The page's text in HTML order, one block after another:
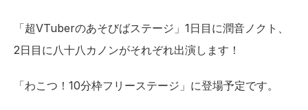
「超VTuberのあそびばステージ」1日目に潤音ノクト、
2日目に八十八カノンがそれぞれ出演します！
「わこつ！10分枠フリーステージ」に登場予定です。